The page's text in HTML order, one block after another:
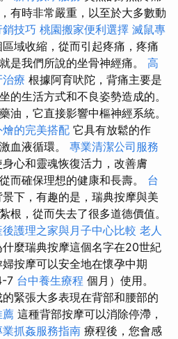
有時非常嚴重，以至於大多數動
技巧 桃園搬家便利選擇 滅鼠專
域收縮，從而引起疼痛，疼痛
是我們所說的坐骨神經痛。 高
療 根據阿育吠陀，背痛主要是
的生活方式和不良姿勢造成的。
油，它直接影響中樞神經系統。
的完美搭配 它具有放鬆的作
血液循環。 專業清潔公司服務
心和靈魂恢復活力，改善膚
而確保理想的健康和長壽。 台
下，有趣的是，瑞典按摩與美
根，從而失去了很多道德價值。
後護理之家與月子中心比較 老人
麼瑞典按摩這個名字在20世紀
按摩可以安全地在懷孕中期
7 台中養生療程 個月）使用。
緊張大多表現在背部和腰部的
薦 這種背部按摩可以消除停滯，
業抓姦服務指南 療程後，您會感